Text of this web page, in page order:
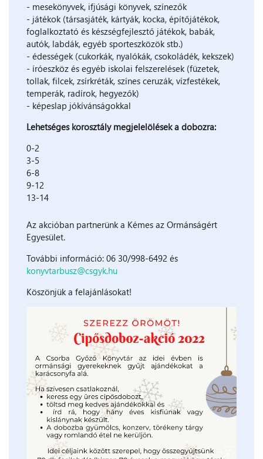
- mesekönyvek, ifjúsági könyvek, színezők
- játékok (társasjáték, kártyák, kocka, építőjátékok,
foglalkoztató és készségfejlesztő játékok, babák,
autók, labdák, egyéb sporteszközök stb.)
- édességek (cukorkák, nyalókák, csokoládék, kekszek)
- íróeszköz és egyéb iskolai felszerelések (füzetek,
tollak, filcek, zsírkréták, színes ceruzák, vízfestékek,
temperák, radírok, hegyezők)
- képeslap jókívánságokkal
Lehetséges korosztály megjelelölések a dobozra:
0-2
3-5
6-8
9-12
13-14
Az akcióban partnerünk a Kémes az Ormánságért
Egyesület.
További információ: 06 30/998-6492 és
konyvtarbusz@csgyk.hu
Köszönjük a felajánlásokat!